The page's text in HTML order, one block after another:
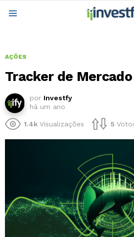
AÇÕES
Tracker de
por Investfy
há um ano
1.4k Visualizações 5